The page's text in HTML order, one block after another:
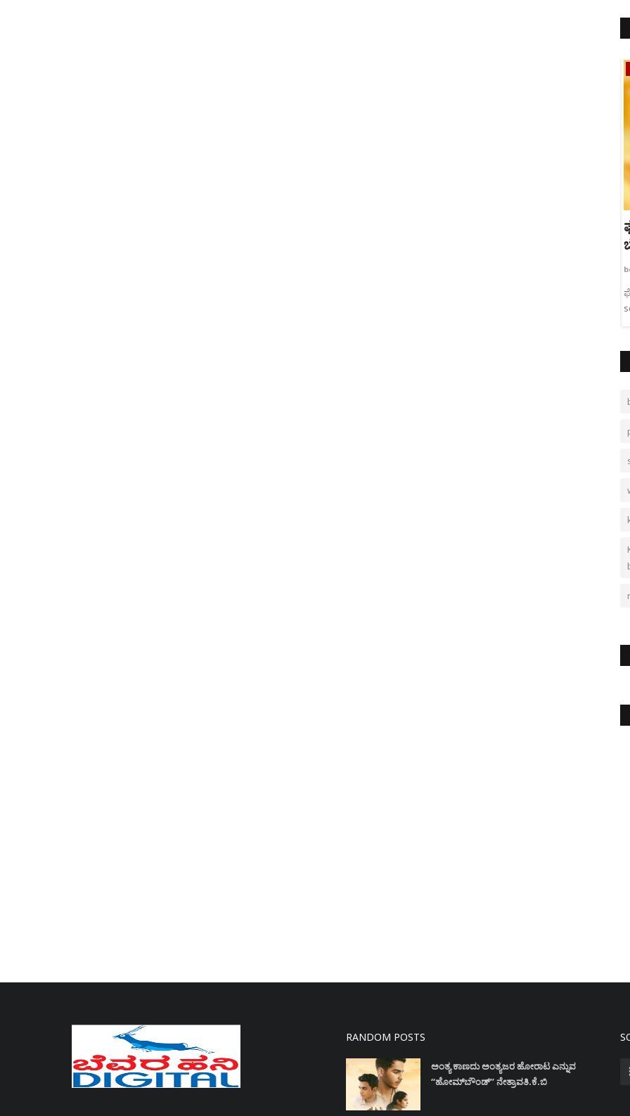
RANDOM POSTS
ಅಂತ್ಯ ಕಾಣದು ಅಂತ್ಯಜರ ಹೋರಾಟ ಎನ್ನುವ
“ಹೋಮ್‌ಬೌಂಡ್” ನೇತ್ರಾವತಿ.ಕೆ.ಬಿ